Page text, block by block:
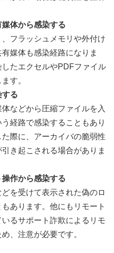
体から感染する
フラッシュメモリや外付け
媒体も感染経路になりま
たエクセルやPDFファイル
す。
する
などから圧縮ファイルを入
経路で感染することもあり
際に、アーカイバの脆弱性
き起こされる場合がありま
作から感染する
を受けて表示された偽のロ
あります。他にもリモート
るサポート詐欺によるリモ
、注意が必要です。